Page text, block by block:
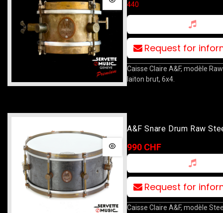
440
Request for
Caisse Claire A&F, modèle
laiton brut, 6x4.
A&F Snare Drum Raw
990 CHF
Request for
Caisse Claire A&F, modèle